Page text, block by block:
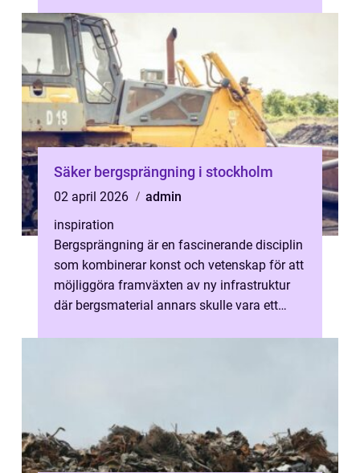
Säker bergsprängning i stockholm
02 april 2026
admin
inspiration
Bergsprängning är en fascinerande disciplin
som kombinerar konst och vetenskap för att
möjliggöra framväxten av ny infrastruktur
där bergsmaterial annars skulle vara ett